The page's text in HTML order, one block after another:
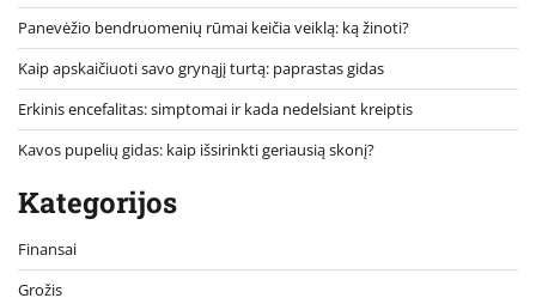
Panevėžio bendruomenių rūmai keičia veiklą: ką žinoti?
Kaip apskaičiuoti savo grynąjį turtą: paprastas gidas
Erkinis encefalitas: simptomai ir kada nedelsiant kreiptis
Kavos pupelių gidas: kaip išsirinkti geriausią skonį?
Kategorijos
Finansai
Grožis